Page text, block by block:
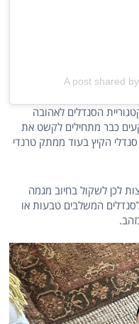
A post shared
הסנדלים לאהובה
כבר מתחילים לקשט את
הקיץ בעוד ממתק טרנדי
לכן לשקול בחיוב מגמה
המשלבים טבעות או